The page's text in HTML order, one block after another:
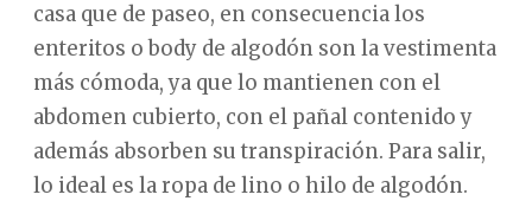
casa que de paseo, en consecuencia los
enteritos o body de algodón son la vestimenta
más cómoda, ya que lo mantienen con el
abdomen cubierto, con el pañal contenido y
además absorben su transpiración. Para salir,
lo ideal es la ropa de lino o hilo de algodón.